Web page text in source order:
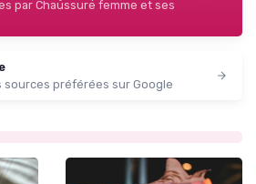
par Chaussure femme et ses
préférées sur Google